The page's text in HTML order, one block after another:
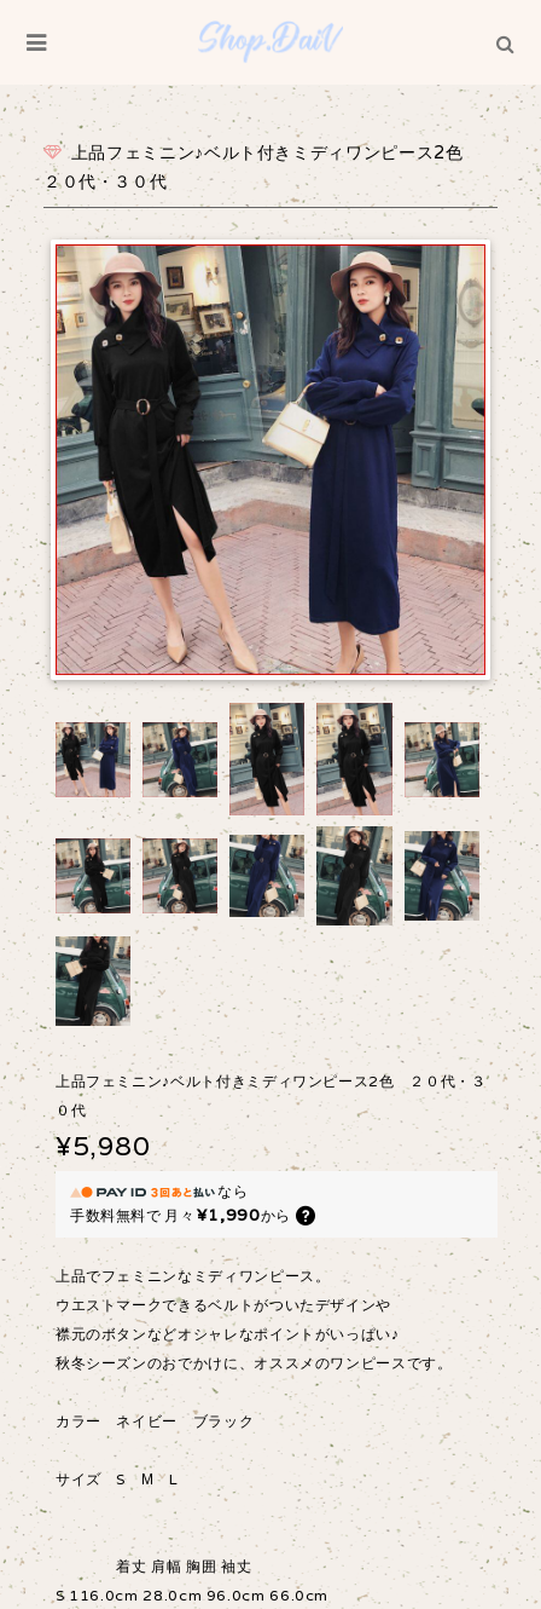
上品フェミニン♪ベルト付きミディワンピース2色
２０代・３０代
上品フェミニン♪ベルト付きミディワンピース2色 ２０代・３
０代
¥5,980
なら
手数料無料で 月々 ¥1,990から
上品でフェミニンなミディワンピース。
ウエストマークできるベルトがついたデザインや
襟元のボタンなどオシャレなポイントがいっぱい♪
秋冬シーズンのおでかけに、オススメのワンピースです。
カラー ネイビー ブラック
サイズ S М L
着丈 肩幅 胸囲 袖丈
S 116.0cm 28.0cm 96.0cm 66.0cm